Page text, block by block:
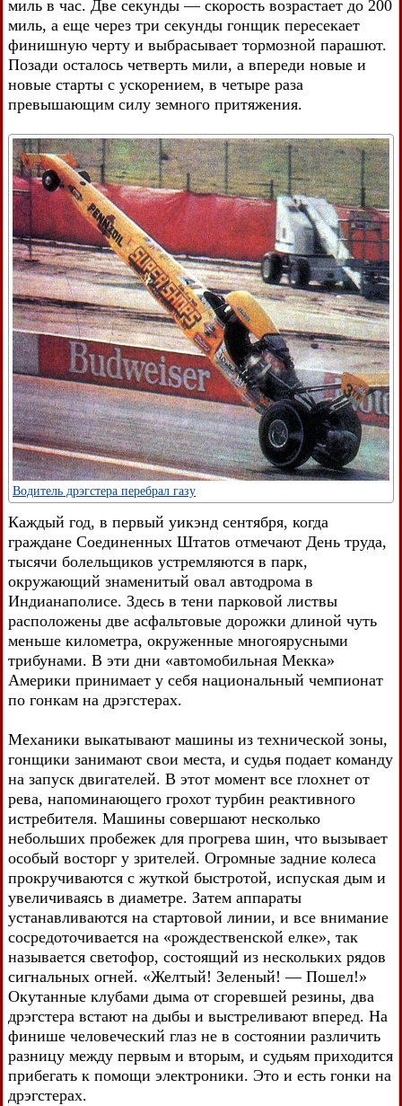
миль в час. Две секунды — скорость возрастает до 200
миль, а еще через три секунды гонщик пересекает
финишную черту и выбрасывает тормозной парашют.
Позади осталось четверть мили, а впереди новые и
новые старты с ускорением, в четыре раза
превышающим силу земного притяжения.
Водитель дрэгстера перебрал газу
Каждый год, в первый уикэнд сентября, когда
граждане Соединенных Штатов отмечают День труда,
тысячи болельщиков устремляются в парк,
окружающий знаменитый овал автодрома в
Индианаполисе. Здесь в тени парковой листвы
расположены две асфальтовые дорожки длиной чуть
меньше километра, окруженные многоярусными
трибунами. В эти дни «автомобильная Мекка»
Америки принимает у себя национальный чемпионат
по гонкам на дрэгстерах.
Механики выкатывают машины из технической зоны,
гонщики занимают свои места, и судья подает команду
на запуск двигателей. В этот момент все глохнет от
рева, напоминающего грохот турбин реактивного
истребителя. Машины совершают несколько
небольших пробежек для прогрева шин, что вызывает
особый восторг у зрителей. Огромные задние колеса
прокручиваются с жуткой быстротой, испуская дым и
увеличиваясь в диаметре. Затем аппараты
устанавливаются на стартовой линии, и все внимание
сосредоточивается на «рождественской елке», так
называется светофор, состоящий из нескольких рядов
сигнальных огней. «Желтый! Зеленый! — Пошел!»
Окутанные клубами дыма от сгоревшей резины, два
дрэгстера встают на дыбы и выстреливают вперед. На
финише человеческий глаз не в состоянии различить
разницу между первым и вторым, и судьям приходится
прибегать к помощи электроники. Это и есть гонки на
дрэгстерах.